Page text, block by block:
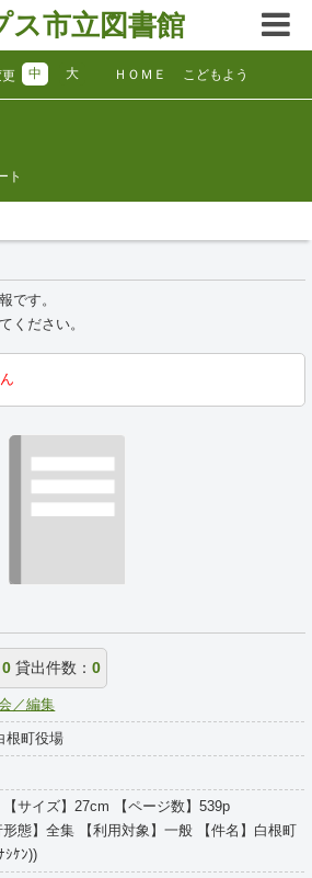
ス市立図書館
中 大 ＨＯＭＥ こどもよう
ト
です。
ください。
0貸出件数： 0
／編集
根町役場
【サイズ】27cm 【ページ数】539p
形態】全集 【利用対象】一般 【件名】白根町
ｼｹﾝ))